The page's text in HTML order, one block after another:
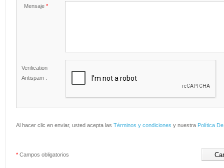
Mensaje *
Verification
Antispam :
Al hacer clic en enviar, usted acepta las Términos y condiciones y nuestra Política
* Campos obligatorios